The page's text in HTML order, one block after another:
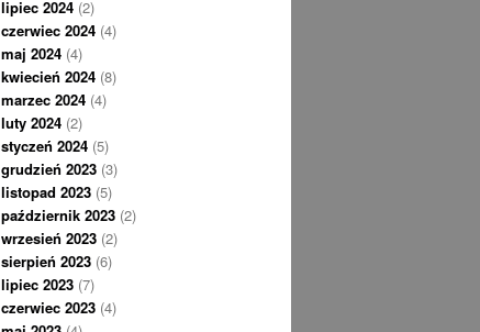
lipiec 2024 (2)
czerwiec 2024 (4)
maj 2024 (4)
kwiecień 2024 (8)
marzec 2024 (4)
luty 2024 (2)
styczeń 2024 (5)
grudzień 2023 (3)
listopad 2023 (5)
październik 2023 (2)
wrzesień 2023 (2)
sierpień 2023 (6)
lipiec 2023 (7)
czerwiec 2023 (4)